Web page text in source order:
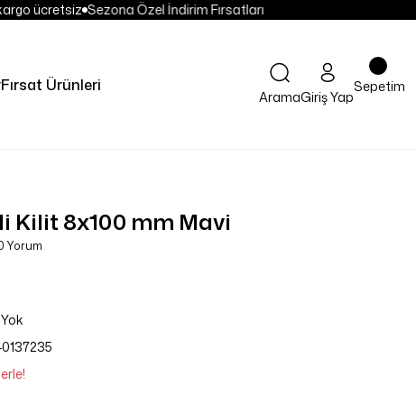
ücretsiz Sezona Özel İndirim Fırsatları
Fırsat Ürünleri
AramaGiriş Yap
Sepetim
Kilit 8x100 mm Mavi
Yorum